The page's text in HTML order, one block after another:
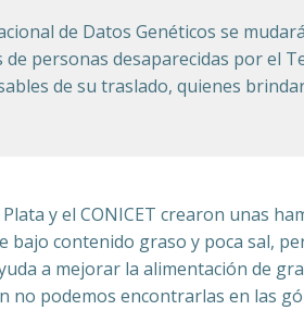
de Datos Genéticos se
personas desaparecidas por el
de su traslado, quienes
y el CONICET crearon unas
contenido graso y poca sal,
a mejorar la alimentación de
no podemos encontrarlas en las